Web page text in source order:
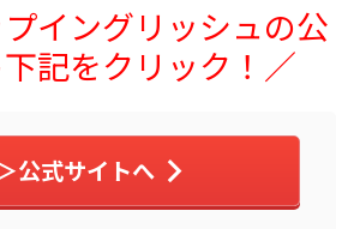
イングリッシュの公
記をクリック！／
公式サイトへ